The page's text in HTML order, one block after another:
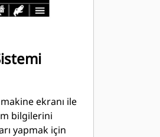
ekranı ile
bilgilerini
yapmak için